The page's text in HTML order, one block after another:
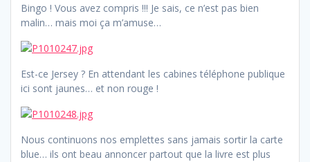
Bingo ! Vous avez compris !!! Je sais, ce n’est pas bien
malin… mais moi ça m’amuse…
Est-ce Jersey ? En attendant les cabines téléphone publique
ici sont jaunes… et non rouge !
Nous continuons nos emplettes sans jamais sortir la carte
blue… ils ont beau annoncer partout que la livre est plus